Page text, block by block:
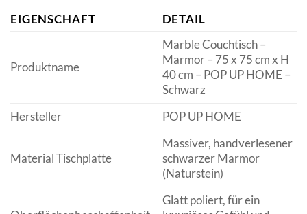
EIGENSCHAFT DETAIL
Produktname
Marble Couchtisch –
Marmor – 75 x 75 cm x H
40 cm – POP UP HOME –
Schwarz
Hersteller
POP UP HOME
Material Tischplatte
Massiver, handverlesener
schwarzer Marmor
(Naturstein)
Glatt poliert, für ein